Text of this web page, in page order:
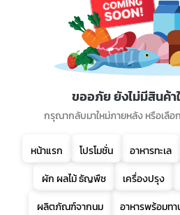
ขออภัย ยังไม่มีสินค้
กรุณากลับมาใหม่ภายหลัง หรือเลื
หน้าแรก โปรโมชั่น อาหารทะเล
ผัก ผลไม้ ธัญพืช
เครื่องปรุง
ผลิตภัณฑ์จากนม
อาหารพร้อมทา